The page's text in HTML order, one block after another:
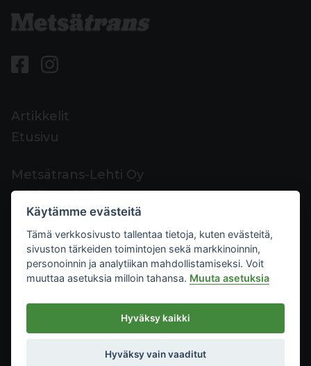
Artikkelit
Etusivu
Metsätrans-Lehti Oy
Asiakaspalvelu
Yhteystiedot
Palaute
Mediakortti
Metsätrans-Lehti Oy
2026
Tietosuoja
Käytämme evästeitä
Tämä verkkosivusto tallentaa tietoja, kuten evästeitä,
sivuston tärkeiden toimintojen sekä markkinoinnin,
personoinnin ja analytiikan mahdollistamiseksi. Voit
muuttaa asetuksia milloin tahansa. Muuta asetuksia
Hyväksy kaikki
Hyväksy vain vaaditut